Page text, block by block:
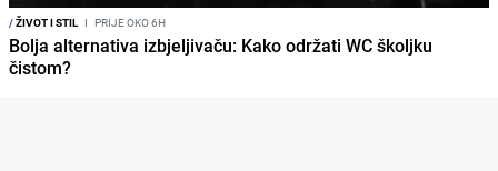
/ŽIVOT I STIL I PRIJE OKO 6H
Bolja alternativa izbjeljivaču: Kako održati WC školjku
čistom?